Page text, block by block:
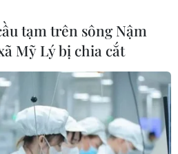
lòng thành
và cá voi ở
tạm trên sông Nậm
Mỹ Lý bị chia cắt